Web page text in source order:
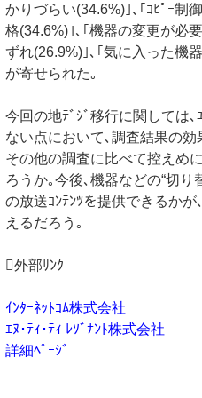
かりづらい(34.6%)｣､｢ｺﾋﾟｰ制
格(34.6%)｣､｢機器の変更が必
ずれ(26.9%)｣､｢気に入った機
が寄せられた｡
今回の地ﾃﾞｼﾞ移行に関しては
ない点において､調査結果の
その他の調査に比べて控えめ
ろうか｡今後､機器などの“切り
の放送ｺﾝﾃﾝﾂを提供できるか
えるだろう｡
外部ﾘﾝｸ
ｲﾝﾀｰﾈｯﾄｺﾑ株式会社
ｴﾇ･ﾃｨ･ﾃｨ ﾚｿﾞﾅﾝﾄ株式会社
詳細ﾍﾟｰｼﾞ